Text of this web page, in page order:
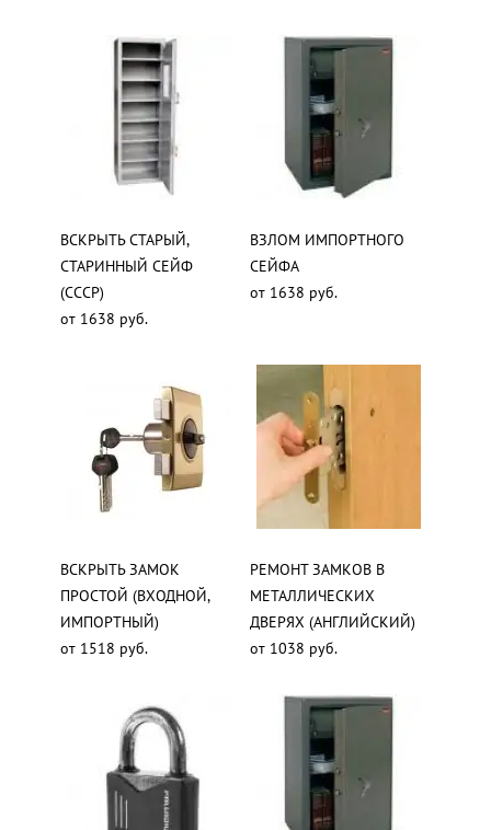
ВСКРЫТЬ СТАРЫЙ,
СТАРИННЫЙ СЕЙФ
(СССР)
от 1638 руб.
ВЗЛОМ ИМПОРТНОГО
СЕЙФА
от 1638 руб.
ВСКРЫТЬ ЗАМОК
ПРОСТОЙ (ВХОДНОЙ,
ИМПОРТНЫЙ)
от 1518 руб.
РЕМОНТ ЗАМКОВ В
МЕТАЛЛИЧЕСКИХ
ДВЕРЯХ (АНГЛИЙСКИЙ)
от 1038 руб.